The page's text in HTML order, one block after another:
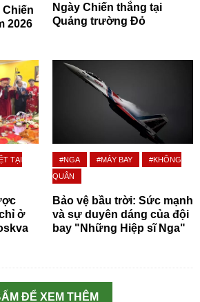
Chiến
2026
Ngày Chiến thắng tại
Quảng trường Đỏ
TẠI
ở
#NGA #MÁY BAY
#KHÔNG
QUÂN
Bảo vệ bầu trời: Sức mạnh
và sự duyên dáng của đội
bay "Những Hiệp sĩ Nga"
ĐỂ XEM THÊM